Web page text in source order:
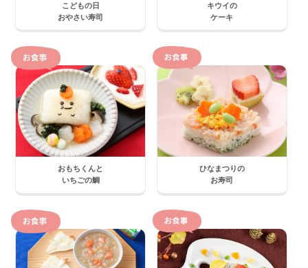
こどもの日
おやさい寿司
キウイの
ケーキ
おもちくんと
いちごの鯛
ひなまつりの
お寿司